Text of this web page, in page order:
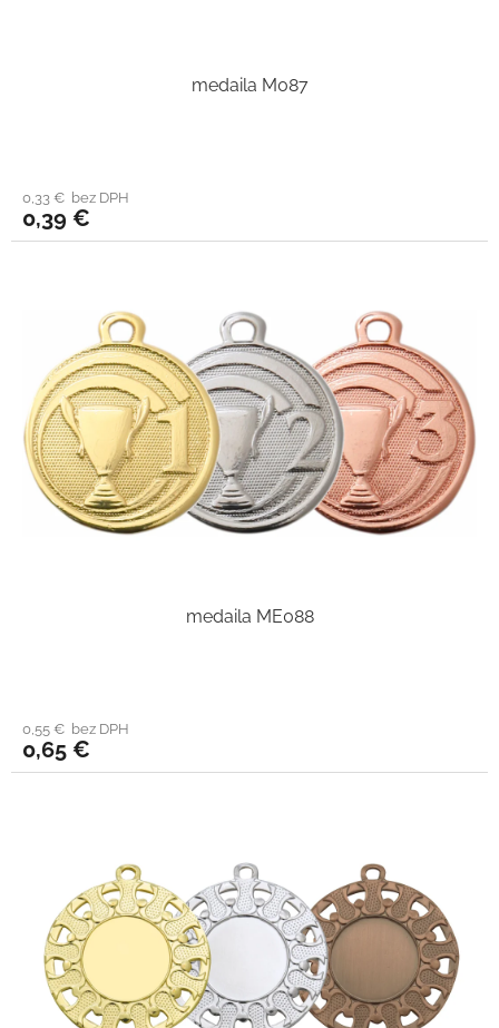
medaila M087
0,33 € bez DPH
0,39 €
medaila ME088
0,55 € bez DPH
0,65 €